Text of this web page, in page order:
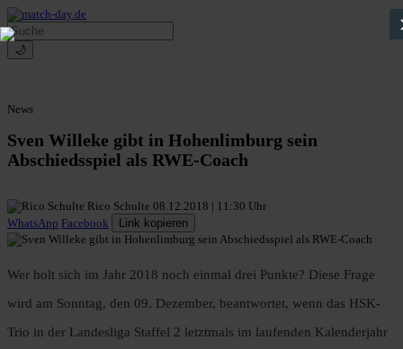
🌙
News
Sven Willeke gibt in Hohenlimburg sein
Abschiedsspiel als RWE-Coach
Rico Schulte 08.12.2018 | 11:30 Uhr
WhatsApp Facebook Link kopieren
Wer holt sich im Jahr 2018 noch einmal drei Punkte? Diese Frage
wird am Sonntag, den 09. Dezember, beantwortet, wenn das HSK-
Trio in der Landesliga Staffel 2 letztmals im laufenden Kalenderjahr